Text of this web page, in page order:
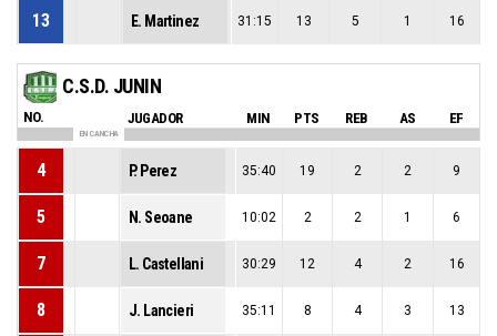
13 E. Martinez 31:15 13 5 1 16
C.S.D. JUNIN
NO. JUGADOR MIN PTS REB AS EF
EN CANCHA
4 P. Perez 35:40 19 2 2 9
5 N. Seoane 10:02 2 2 1 6
7 L. Castellani 30:29 12 4 2 16
8 J. Lancieri 35:11 8 4 3 13